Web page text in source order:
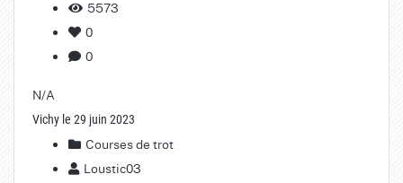
5573
0
0
N/A
Vichy le 29 juin 2023
Courses de trot
Loustic03